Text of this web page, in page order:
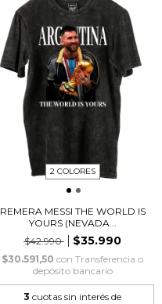
2 COLORES
REMERA MESSI THE WORLD IS
YOURS (NEVADA...
$42.990
$35.990
$30.591,50 con Transferencia o
depósito bancario
3 cuotas sin interés de